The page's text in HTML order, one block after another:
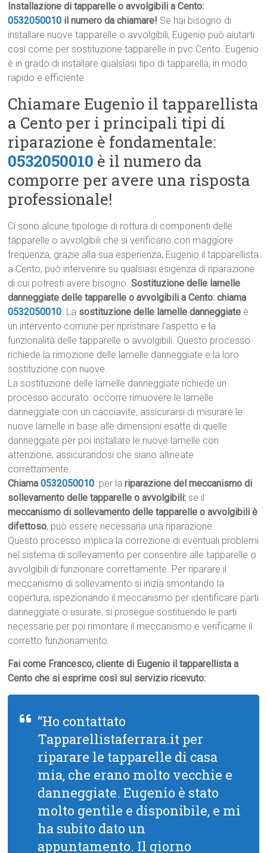
Installazione di tapparelle o avvolgibili a Cento:
0532050010 il numero da chiamare! Se hai bisogno di
installare nuove tapparelle o avvolgibili, Eugenio può aiutarti
così come per sostituzione tapparelle in pvc Cento. Eugenio
è in grado di installare qualsiasi tipo di tapparella, in modo
rapido e efficiente.
Chiamare Eugenio il tapparellista
a Cento per i principali tipi di
riparazione è fondamentale:
0532050010 è il numero da
comporre per avere una risposta
professionale!
Ci sono alcune tipologie di rottura di componenti delle
tapparelle o avvolgibili che si verificano con maggiore
frequenza, grazie alla sua esperienza, Eugenio il tapparellista
a Cento, può intervenire su qualsiasi esigenza di riparazione
di cui potresti avere bisogno.Sostituzione delle lamelle
danneggiate delle tapparelle o avvolgibili a Cento: chiama
0532050010 La sostituzione delle lamelle danneggiate è
un intervento comune per ripristinare l’aspetto e la
funzionalità delle tapparelle o avvolgibili. Questo processo
richiede la rimozione delle lamelle danneggiate e la loro
sostituzione con nuove.
La sostituzione delle lamelle danneggiate richiede un
processo accurato: occorre rimuovere le lamelle
danneggiate con un cacciavite, assicurarsi di misurare le
nuove lamelle in base alle dimensioni esatte di quelle
danneggiate per poi installare le nuove lamelle con
attenzione, assicurandosi che siano allineate
correttamente.
Chiama0532050010 per lariparazione del meccanismo di
sollevamento delle tapparelle o avvolgibili: se il
meccanismo di sollevamento delle tapparelle o avvolgibili è
difettoso, può essere necessaria una riparazione.
Questo processo implica la correzione di eventuali problemi
nel sistema di sollevamento per consentire alle tapparelle o
avvolgibili di funzionare correttamente. Per riparare il
meccanismo di sollevamento si inizia smontando la
copertura, ispezionando il meccanismo per identificare parti
danneggiate o usurate, si prosegue sostituendo le parti
necessarie per poi rimontare il meccanismo e verificarne il
corretto funzionamento.
Fai come Francesco, cliente di Eugenio il tapparellista a
Cento che si esprime così sul servizio ricevuto:
“Ho contattato
Tapparellistaferrara.it per
riparare le tapparelle di casa
mia, che erano molto vecchie e
danneggiate. Eugenio è stato
molto gentile e disponibile, e mi
ha subito dato un
appuntamento. Il giorno